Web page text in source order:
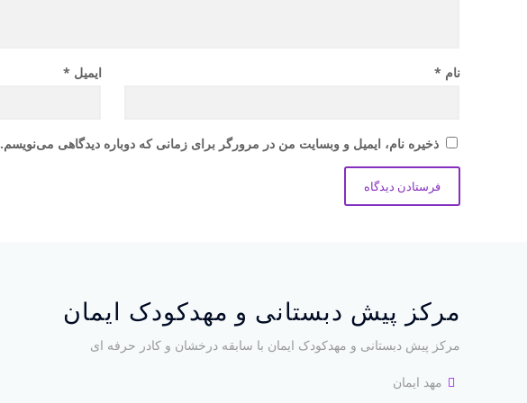
نام * ایمیل *
ذخیره نام، ایمیل و وبسایت من در مرورگر برای زمانی که دوباره دیدگاهی می‌نویسم.
مرکز پیش دبستانی و مهدکودک ایمان
مرکز پیش دبستانی و مهدکودک ایمان با سابقه درخشان و کادر حرفه ای
مهد ایمان